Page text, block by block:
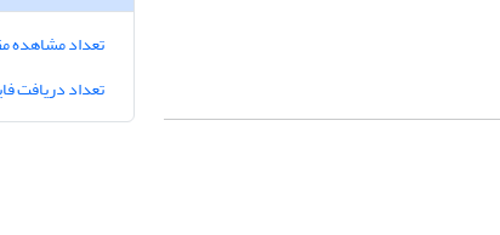
تعداد مشاهده
تعداد دریافت